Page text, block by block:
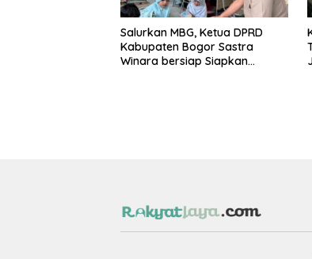
Salurkan MBG, Ketua DPRD
Kabupaten Bogor Sastra
Winara bersiap Siapkan